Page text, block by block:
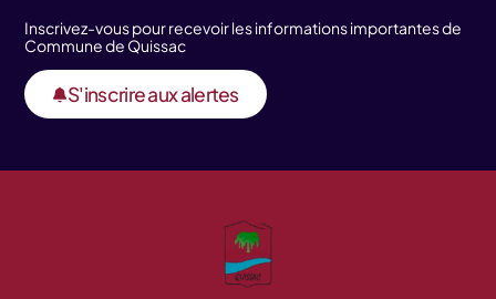
Inscrivez-vous pour recevoir les informations importantes de
Commune de Quissac
S'inscrire aux alertes